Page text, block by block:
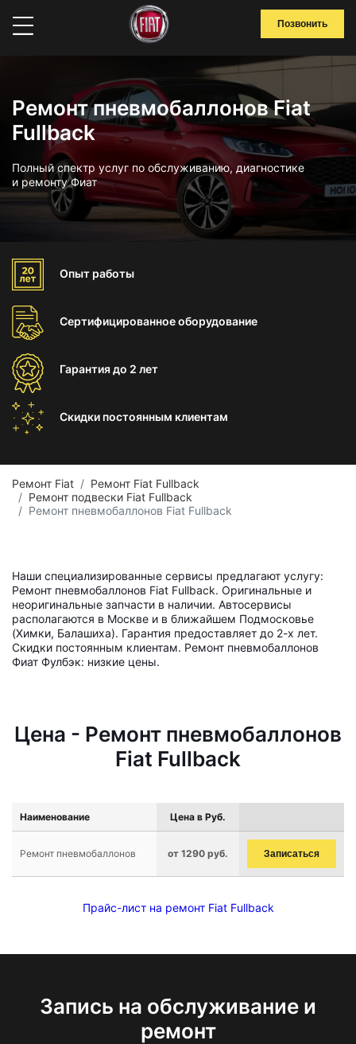
Позвонить
Ремонт пневмобаллонов Fiat
Fullback
Полный спектр услуг по обслуживанию, диагностике
и ремонту Фиат
Опыт работы
Сертифицированноеоборудование
Гарантиядо 2 лет
Скидки постоянным клиентам
Ремонт Fiat
Ремонт Fiat Fullback
Ремонт подвески Fiat Fullback
Ремонт пневмобаллонов Fiat Fullback
Наши специализированные сервисы предлагают услугу:
Ремонт пневмобаллонов Fiat Fullback. Оригинальные и
неоригинальные запчасти в наличии. Автосервисы
располагаются в Москве и в ближайшем Подмосковье
(Химки, Балашиха). Гарантия предоставляет до 2-х лет.
Скидки постоянным клиентам. Ремонт пневмобаллонов
Фиат Фулбэк: низкие цены.
Цена - Ремонт пневмобаллонов
Fiat Fullback
Наименование Цена в Руб.
Ремонт пневмобаллонов от 1290 руб. Записаться
Прайс-лист на ремонт Fiat Fullback
Запись на обслуживание и
ремонт